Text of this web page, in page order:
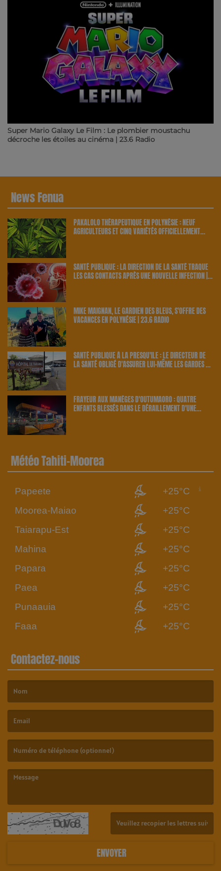
Super Mario Galaxy Le Film : Le plombier moustachu
décroche les étoiles au cinéma | 23.6 Radio
News Fenua
PAKALOLO THÉRAPEUTIQUE EN POLYNÉSIE : NEUF
AGRICULTEURS ET CINQ VARIÉTÉS OFFICIELLEMENT
SANTÉ PUBLIQUE : LA DIRECTION DE LA SANTÉ TRAQUE
LES CAS CONTACTS APRÈS UNE NOUVELLE INFECTION |
MIKE MAIGNAN, LE GARDIEN DES BLEUS, S'OFFRE DES
VACANCES EN POLYNÉSIE | 23.6 RADIO
SANTÉ PUBLIQUE À LA PRESQU'ÎLE : LE DIRECTEUR DE
LA SANTÉ OBLIGÉ D'ASSURER LUI-MÊME LES GARDES À
FRAYEUR AUX MANÈGES D'OUTUMAORO : QUATRE
ENFANTS BLESSÉS DANS LE DÉRAILLEMENT D'UNE
Météo Tahiti-Moorea
Papeete
+25°C
Moorea-Maiao
+25°C
Taiarapu-Est
+25°C
Mahina
+25°C
Papara
+25°C
Paea
+25°C
Punaauia
+25°C
Faaa
+25°C
Contactez-nous
ENVOYER